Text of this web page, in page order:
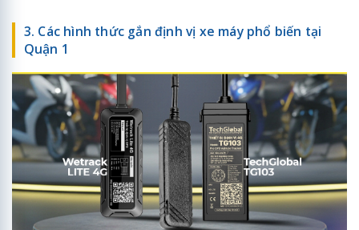
3. Các hình thức gắn định vị xe máy phổ biến tại
Quận 1